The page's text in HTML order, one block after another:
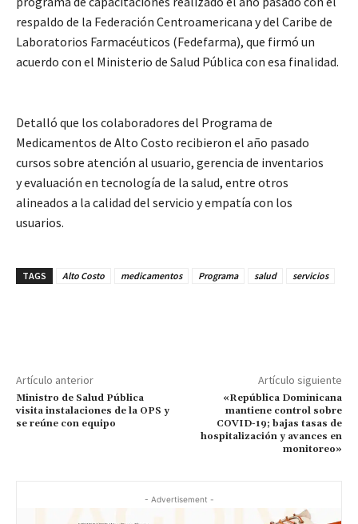
respaldo de la Federación Centroamericana y del Caribe de
Laboratorios Farmacéuticos (Fedefarma), que firmó un
acuerdo con el Ministerio de Salud Pública con esa finalidad.
Detalló que los colaboradores del Programa de
Medicamentos de Alto Costo recibieron el año pasado
cursos sobre atención al usuario, gerencia de inventarios
y evaluación en tecnología de la salud, entre otros
alineados a la calidad del servicio y empatía con los
usuarios.
TAGS Alto Costo medicamentos Programa salud servicios
Artículo anterior
Ministro de Salud Pública
visita instalaciones de la OPS y
se reúne con equipo
Artículo siguiente
«República Dominicana
mantiene control sobre
COVID-19; bajas tasas de
hospitalización y avances en
monitoreo»
- Advertisement -